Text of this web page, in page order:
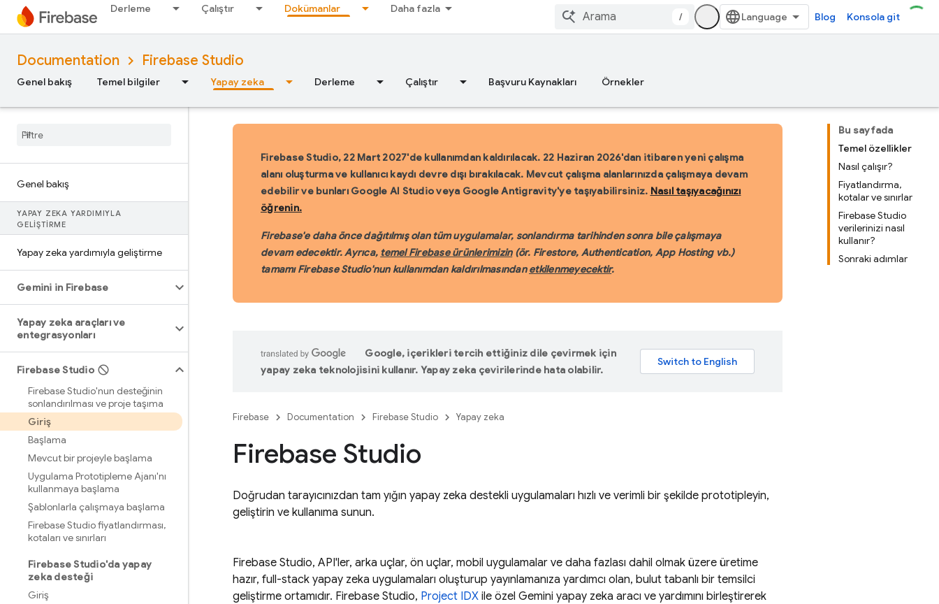
Derleme Çalıştır Dokümanlar Daha fazla
/ Blog Konsola git
Documentation Firebase Studio
Genel bakış Temel bilgiler Yapay zeka Derleme Çalıştır Başvuru Kaynakları Örnekler
Genel bakış
YAPAY ZEKA YARDIMIYLA
GELIŞTIRME
Yapay zeka yardımıyla geliştirme
Gemini in Firebase
Yapay zeka araçları ve
entegrasyonları
Firebase Studio
Firebase Studio'nun desteğinin
sonlandırılması ve proje taşıma
Giriş
Başlama
Mevcut bir projeyle başlama
Uygulama Prototipleme Ajanı'nı
kullanmaya başlama
Şablonlarla çalışmaya başlama
Firebase Studio fiyatlandırması,
kotaları ve sınırları
Firebase Studio'da yapay
zeka desteği
Giriş
Bu sayfada
Temel özellikler
Nasıl çalışır?
Fiyatlandırma,
kotalar ve sınırlar
Firebase Studio
verilerinizi nasıl
kullanır?
Sonraki adımlar
Firebase Studio, 22 Mart 2027'de kullanımdan kaldırılacak. 22 Haziran 2026'dan itibaren yeni çalışma
alanı oluşturma ve kullanıcı kaydı devre dışı bırakılacak. Mevcut çalışma alanlarınızda çalışmaya devam
edebilir ve bunları Google AI Studio veya Google Antigravity'ye taşıyabilirsiniz. Nasıl taşıyacağınızı
öğrenin.
Firebase'e daha önce dağıtılmış olan tüm uygulamalar, sonlandırma tarihinden sonra bile çalışmaya
devam edecektir. Ayrıca, temel Firebase ürünlerimizin(ör. Firestore, Authentication, App Hosting vb.)
tamamı Firebase Studio'nun kullanımdan kaldırılmasındanetkilenmeyecektir.
Google, içerikleri tercih ettiğiniz dile çevirmek için
yapay zeka teknolojisini kullanır. Yapay zeka çevirilerinde hata olabilir.
Firebase Documentation Firebase Studio Yapay zeka
Firebase Studio
Doğrudan tarayıcınızdan tam yığın yapay zeka destekli uygulamaları hızlı ve verimli bir şekilde prototipleyin,
geliştirin ve kullanıma sunun.
Firebase Studio, API'ler, arka uçlar, ön uçlar, mobil uygulamalar ve daha fazlası dahil olmak üzere üretime
hazır, full-stack yapay zeka uygulamaları oluşturup yayınlamanıza yardımcı olan, bulut tabanlı bir temsilci
geliştirme ortamıdır. Firebase Studio, Project IDX ile özel Gemini yapay zeka aracı ve yardımını birleştirerek